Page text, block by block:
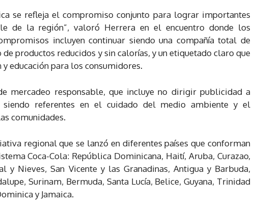
se refleja el compromiso conjunto para lograr importantes
de la región”, valoró Herrera en el encuentro donde los
incluyen continuar siendo una compañía total de
productos reducidos y sin calorías, y un etiquetado claro que
educación para los consumidores.
mercadeo responsable, que incluye no dirigir publicidad a
siendo referentes en el cuidado del medio ambiente y el
comunidades.
regional que se lanzó en diferentes países que conforman
Coca-Cola: República Dominicana, Haití, Aruba, Curazao,
y Nieves, San Vicente y las Granadinas, Antigua y Barbuda,
Surinam, Bermuda, Santa Lucía, Belice, Guyana, Trinidad
y Jamaica.